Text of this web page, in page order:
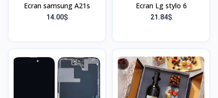
Ecran samsung A21s
14.00$
Ecran Lg stylo 6
21.84$